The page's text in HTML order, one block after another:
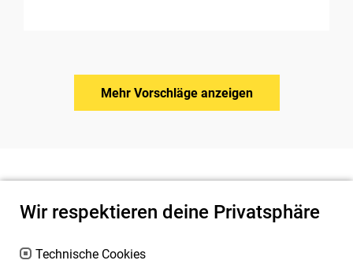
Mehr Vorschläge anzeigen
Wir respektieren deine Privatsphäre
Technische Cookies